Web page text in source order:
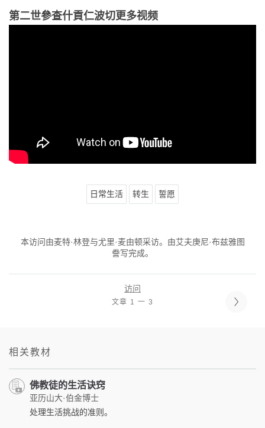
第二世參查什貢仁波切更多视频
日常生活 转生 誓愿
本访问由麦特·林登与尤里·麦由顿采访。由艾夫庚尼·布兹雅图
誊写完成。
访问
文章 1 一 3
相关教材
佛教徒的生活诀窍
亚历山大·伯金博士
处理生活挑战的准则。